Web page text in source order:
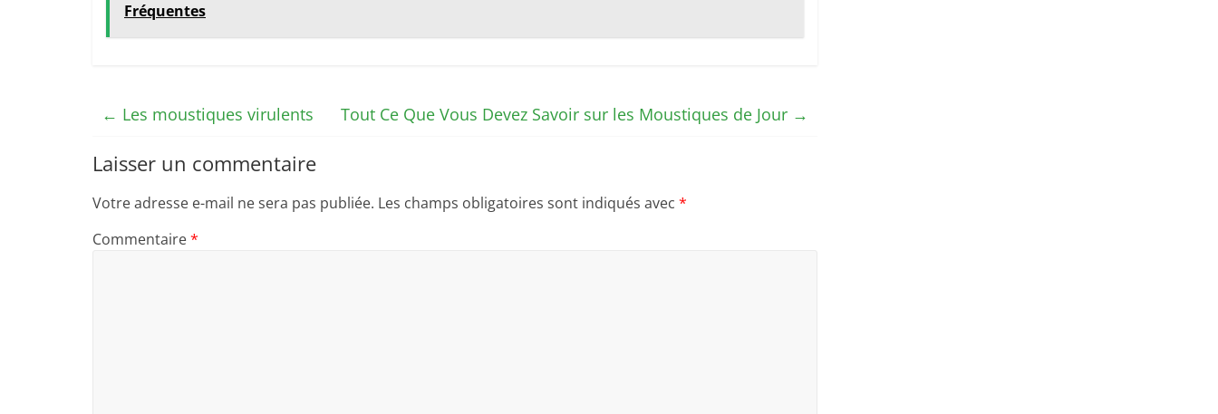
Fréquentes
← Les moustiques virulents Tout Ce Que Vous Devez Savoir sur les Moustiques de Jour →
Laisser un commentaire
Votre adresse e-mail ne sera pas publiée. Les champs obligatoires sont indiqués avec *
Commentaire*